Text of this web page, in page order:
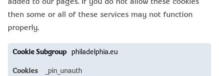
then some or all of these services may not function
properly.
Functional
Cookies
philadelphia.eu
_pin_unauth